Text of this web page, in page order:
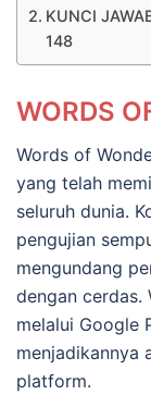
KUNCI
148
WORDS
Words of
yang telah
seluruh dunia.
pengujian
mengundang
dengan cerdas.
melalui Google
menjadikannya
platform.